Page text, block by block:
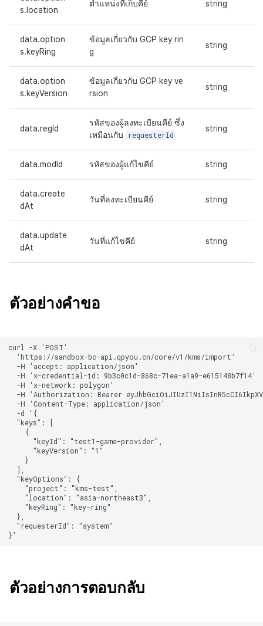
s.location
ตำแหน่งที่เก็บคีย์ string
data.option
s.keyRing
ข้อมูลเกี่ยวกับ GCP key rin
g
string
data.option
s.keyVersion
ข้อมูลเกี่ยวกับ GCP key ve
rsion
string
data.regId
รหัสของผู้ลงทะเบียนคีย์ ซึ่ง
เหมือนกับ
requesterId
string
data.modId รหัสของผู้แก้ไขคีย์ string
data.create
dAt
วันที่ลงทะเบียนคีย์ string
data.update
dAt
วันที่แก้ไขคีย์ string
ตัวอย่างคำขอ
ตัวอย่างการตอบกลับ